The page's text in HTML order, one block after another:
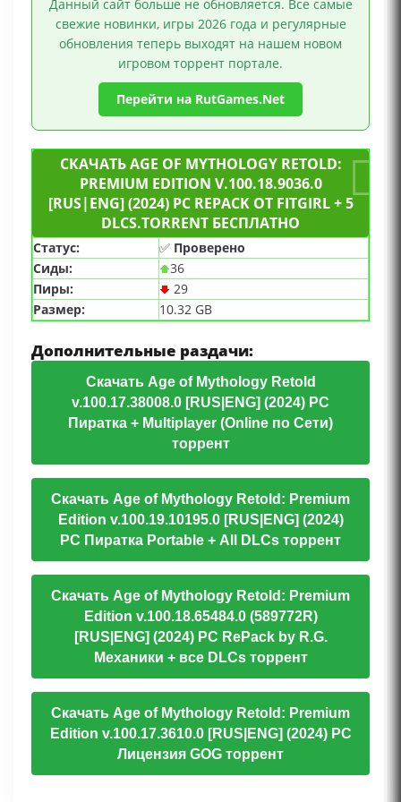
Данный сайт больше не обновляется. Все самые
свежие новинки, игры 2026 года и регулярные
обновления теперь выходят на нашем новом
игровом торрент портале.
Перейти на RutGames.Net
СКАЧАТЬ AGE OF MYTHOLOGY RETOLD:
PREMIUM EDITION V.100.18.9036.0
[RUS|ENG] (2024) PC REPACK ОТ FITGIRL + 5
DLCS.TORRENT БЕСПЛАТНО
Статус: ✅ Проверено
Сиды:
36
Пиры:
29
Размер:
10.32 GB
Дополнительные раздачи:
Скачать Age of Mythology Retold
v.100.17.38008.0 [RUS|ENG] (2024) PC
Пиратка + Multiplayer (Online по Сети)
торрент
Скачать Age of Mythology Retold: Premium
Edition v.100.19.10195.0 [RUS|ENG] (2024)
PC Пиратка Portable + All DLCs торрент
Скачать Age of Mythology Retold: Premium
Edition v.100.18.65484.0 (589772R)
[RUS|ENG] (2024) PC RePack by R.G.
Механики + все DLCs торрент
Скачать Age of Mythology Retold: Premium
Edition v.100.17.3610.0 [RUS|ENG] (2024) PC
Лицензия GOG торрент